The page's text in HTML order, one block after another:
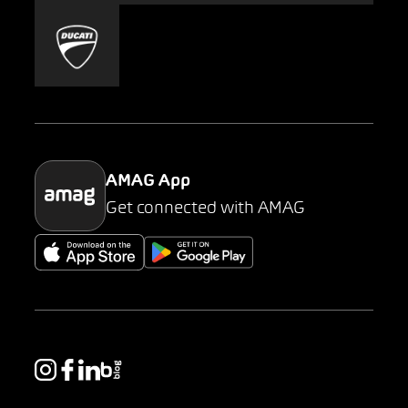
Mobility-as-a-Service
Parking
AMAG App
Get connected with AMAG